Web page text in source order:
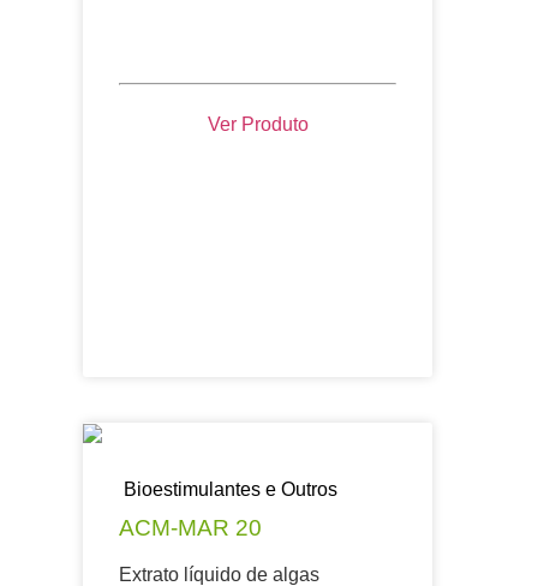
Ver Produto
Bioestimulantes e Outros
ACM-MAR 20
Extrato líquido de algas